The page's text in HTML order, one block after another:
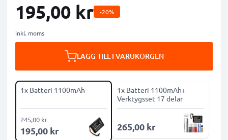
195,00 kr -20%
inkl. moms
LÄGG TILL I VARUKORGEN
1x Batteri 1100mAh
195,00 kr
245,00 kr
1x Batteri 1100mAh+
Verktygsset 17 delar
265,00 kr